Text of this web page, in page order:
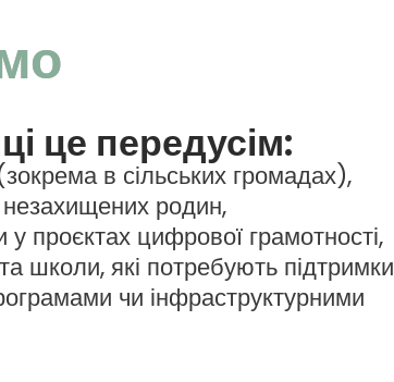
це передусім:
в сільських громадах),
незахищених родин,
у проєктах цифрової грамотності,
школи, які потребують підтримки
чи інфраструктурними